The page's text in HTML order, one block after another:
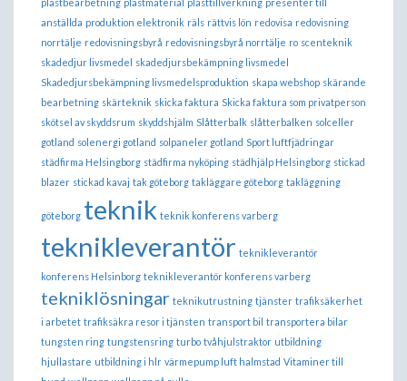
plastbearbetning plastmaterial plasttillverkning presenter till
anställda produktion elektronik räls rättvis lön redovisa redovisning
norrtälje redovisningsbyrå redovisningsbyrå norrtälje ro scenteknik
skadedjur livsmedel
skadedjursbekämpning livsmedel
Skadedjursbekämpning livsmedelsproduktion skapa webshop skärande
bearbetning skärteknik skicka faktura Skicka faktura som privatperson
skötsel av skyddsrum skyddshjälm Slåtterbalk slåtterbalken solceller
gotland solenergi gotland solpaneler gotland Sport luftfjädringar
städfirma Helsingborg städfirma nyköping städhjälp Helsingborg stickad
blazer stickad kavaj tak göteborg takläggare göteborg takläggning
göteborg teknik teknik konferens varberg
teknikleverantör teknikleverantör
konferens Helsinborg teknikleverantör konferens varberg
tekniklösningar teknikutrustning tjänster trafiksäkerhet
i arbetet trafiksäkra resor i tjänsten transport bil transportera bilar
tungsten ring tungstensring turbo tvåhjulstraktor utbildning
hjullastare utbildning i hlr värmepump luft halmstad Vitaminer till